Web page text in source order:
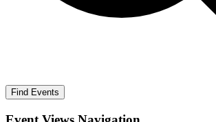
Find Events